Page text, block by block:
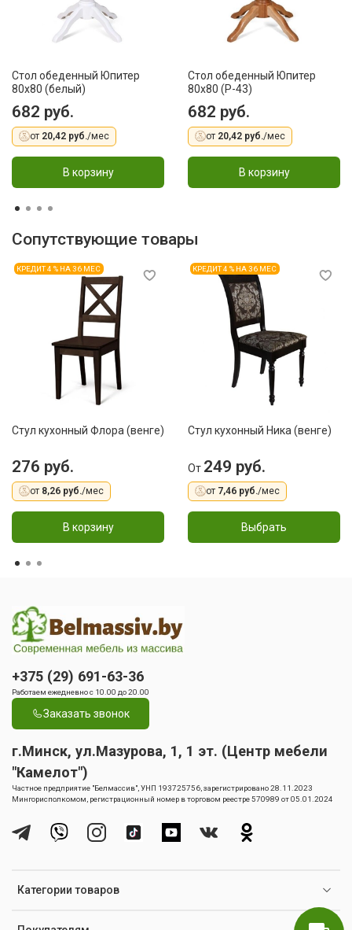
Стол обеденный Юпитер
80х80 (белый)
682 руб.
от 20,42 руб./мес
В корзину
Стол обеденный Юпитер
80х80 (Р-43)
682 руб.
от 20,42 руб./мес
В корзину
Сопутствующие товары
КРЕДИТ 4 % НА 36 МЕС
Стул кухонный Флора (венге)
276 руб.
от 8,26 руб./мес
В корзину
КРЕДИТ 4 % НА 36 МЕС
Стул кухонный Ника (венге)
От 249 руб.
от 7,46 руб./мес
Выбрать
Категории товаров
+375 (29) 691-63-36
Работаем ежедневно с 10.00 до 20.00
Заказать звонок
г.Минск, ул.Мазурова, 1, 1 эт. (Центр мебели
"Камелот")
Частное предприятие "Белмассив", УНП 193725756, зарегистрировано 28.11.2023
Мингорисполкомом, регистрационный номер в торговом реестре 570989 от 05.01.2024